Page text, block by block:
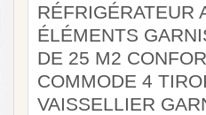
RÉFRIGÉRATEUR
ÉLÉMENTS
DE 25 M2
COMMODE 4
VAISSELLIER